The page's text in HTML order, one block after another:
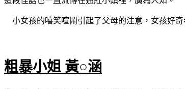
小女孩的嘻笑喧鬧引起了父母的注意，女孩好奇
粗暴小姐 黃○涵